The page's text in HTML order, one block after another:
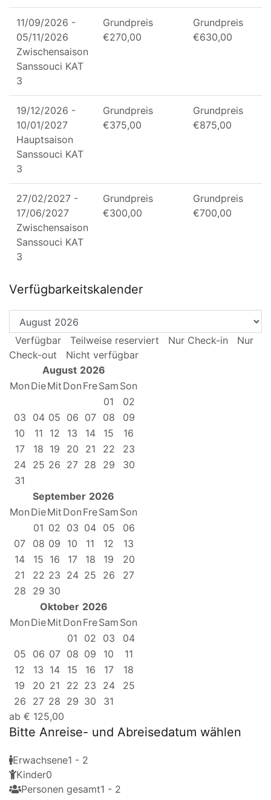
11/09/2026 -
05/11/2026
Zwischensaison
Sanssouci KAT
3
Grundpreis
€270,00
Grundpreis
€630,00
19/12/2026 -
10/01/2027
Hauptsaison
Sanssouci KAT
3
Grundpreis
€375,00
Grundpreis
€875,00
27/02/2027 -
17/06/2027
Zwischensaison
Sanssouci KAT
3
Grundpreis
€300,00
Grundpreis
€700,00
Verfügbarkeitskalender
Verfügbar Teilweise reserviert Nur Check-in
Nur
Check-out
Nicht verfügbar
August 2026
Mon DieMit Don FreSam Son
01
02
03
04 05 06 07 08
09
10
11 12 13 14 15
16
17
18 19 20 21 22
23
24
25 26 27 28 29
30
31
September 2026
Mon DieMit Don FreSam Son
01 02 03 04 05
06
07
08 09 10 11 12
13
14
15 16 17 18 19
20
21
22 23 24 25 26
27
28
29 30
Oktober 2026
Mon DieMit Don FreSam Son
01
02 03
04
05
06 07 08 09 10
11
12
13 14 15 16 17
18
19
20 21 22 23 24
25
26
27 28 29 30
31
ab € 125,00
Bitte Anreise- und Abreisedatum wählen
Erwachsene1 - 2
Kinder0
Personen gesamt1 - 2